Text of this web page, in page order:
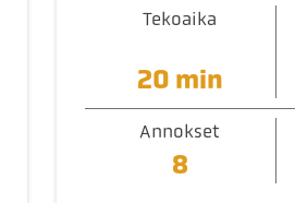
Tekoaika
20 min
Annokset
8